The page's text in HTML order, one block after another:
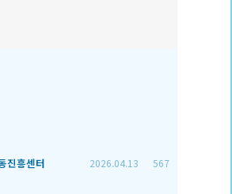
진흥센터 2026.04.13 567